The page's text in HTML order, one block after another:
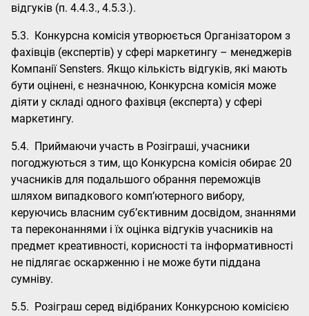
відгуків (п. 4.4.3., 4.5.3.).
5.3. Конкурсна комісія утворюється Організатором з
фахівців (експертів) у сфері маркетингу – менеджерів
Компанії Sensters. Якщо кількість відгуків, які мають
бути оцінені, є незначною, Конкурсна комісія може
діяти у складі одного фахівця (експерта) у сфері
маркетингу.
5.4. Приймаючи участь в Розіграші, учасники
погоджуються з тим, що Конкурсна комісія обирає 20
учасників для подальшого обрання переможців
шляхом випадкового комп’ютерного вибору,
керуючись власним суб’єктивним досвідом, знаннями
та переконаннями і їх оцінка відгуків учасників на
предмет креативності, корисності та інформативності
не підлягає оскарженню і не може бути піддана
сумніву.
5.5. Розіграш серед відібраних Конкурсною комісією